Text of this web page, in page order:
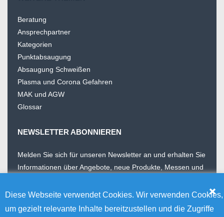
Diese Webseite verwendet Cookies. Wir verwenden Cookies,
um gezielt relevante Inhalte bereitzustellen und die Zugriffe
Beratung
Ansprechpartner
Kategorien
Punktabsaugung
Absaugung Schweißen
Plasma und Corona Gefahren
MAK und AGW
Glossar
NEWSLETTER ABONNIEREN
Melden Sie sich für unseren Newsletter an und erhalten Sie
Informationen über Angebote, neue Produkte, Messen und
E-Mail Addresse